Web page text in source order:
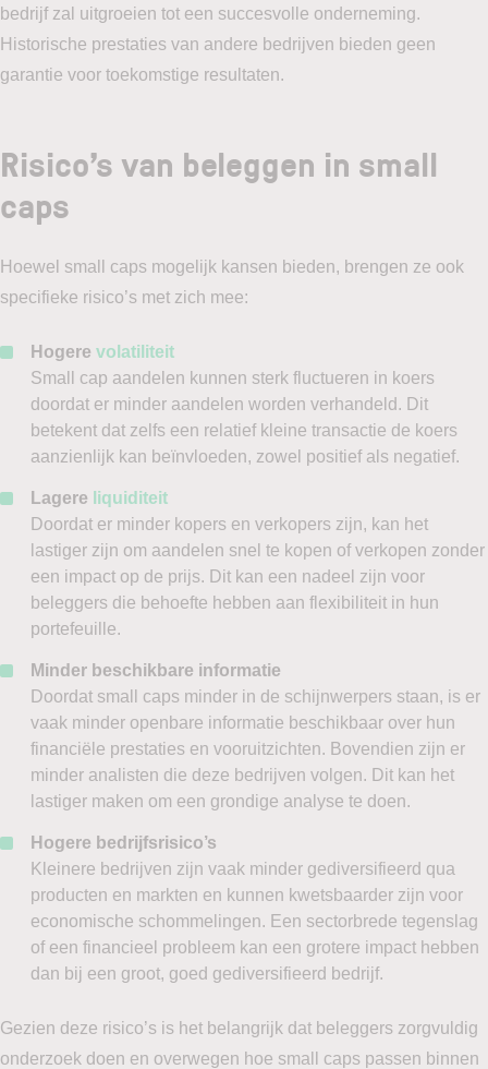
bedrijf zal uitgroeien tot een succesvolle onderneming.
Historische prestaties van andere bedrijven bieden geen
garantie voor toekomstige resultaten.
Risico’s van beleggen in small
caps
Hoewel small caps mogelijk kansen bieden, brengen ze ook
specifieke risico’s met zich mee:
Hogere volatiliteit
Small cap aandelen kunnen sterk fluctueren in koers
doordat er minder aandelen worden verhandeld. Dit
betekent dat zelfs een relatief kleine transactie de koers
aanzienlijk kan beïnvloeden, zowel positief als negatief.
Lagere liquiditeit
Doordat er minder kopers en verkopers zijn, kan het
lastiger zijn om aandelen snel te kopen of verkopen zonder
een impact op de prijs. Dit kan een nadeel zijn voor
beleggers die behoefte hebben aan flexibiliteit in hun
portefeuille.
Minder beschikbare informatie
Doordat small caps minder in de schijnwerpers staan, is er
vaak minder openbare informatie beschikbaar over hun
financiële prestaties en vooruitzichten. Bovendien zijn er
minder analisten die deze bedrijven volgen. Dit kan het
lastiger maken om een grondige analyse te doen.
Hogere bedrijfsrisico’s
Kleinere bedrijven zijn vaak minder gediversifieerd qua
producten en markten en kunnen kwetsbaarder zijn voor
economische schommelingen. Een sectorbrede tegenslag
of een financieel probleem kan een grotere impact hebben
dan bij een groot, goed gediversifieerd bedrijf.
Gezien deze risico’s is het belangrijk dat beleggers zorgvuldig
onderzoek doen en overwegen hoe small caps passen binnen